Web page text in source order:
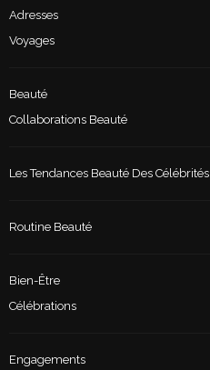
Adresses
Voyages
Beauté
Collaborations Beauté
Les Tendances Beauté Des Célébrités
Routine Beauté
Bien-Être
Célébrations
Engagements